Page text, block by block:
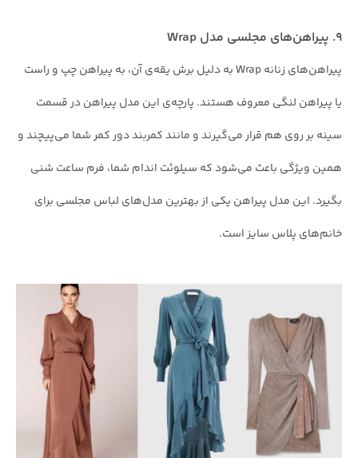
۹. پیراهن‌های مجلسی مدل Wrap
پیراهن‌های زنانه Wrap به دلیل برش یقه‌ی آن، به پیراهن چپ و راست
یا پیراهن لنگی معروف هستند. پارچه‌ی این مدل پیراهن در قسمت
سینه بر روی هم قرار می‌گیرند و مانند کمربند دور کمر شما می‌پیچند و
همین ویژگی باعث می‌شود که سیلوئت اندام شما، فرم ساعت شنی
بگیرد. این مدل پیراهن یکی از بهترین مدل‌های لباس مجلسی برای
خانم‌های پلاس سایز است.